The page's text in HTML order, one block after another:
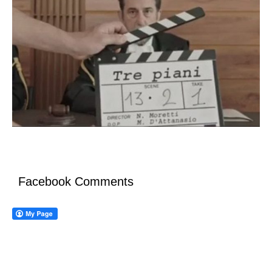
Facebook Comments